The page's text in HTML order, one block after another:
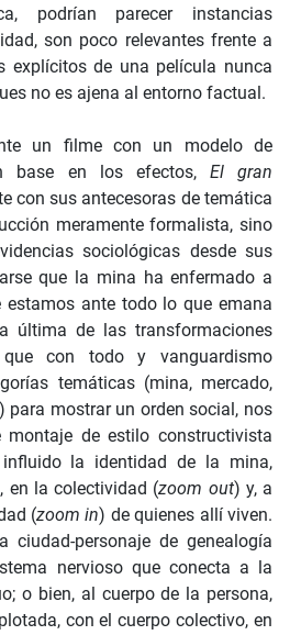
podrían parecer instancias
son poco relevantes frente a
explícitos de una película nunca
no es ajena al entorno factual.
un filme con un modelo de
base en los efectos, El gran
con sus antecesoras de temática
meramente formalista, sino
sociológicas desde sus
que la mina ha enfermado a
estamos ante todo lo que emana
última de las transformaciones
con todo y vanguardismo
temáticas (mina, mercado,
mostrar un orden social, nos
de estilo constructivista
la identidad de la mina,
en la colectividad (zoom out) y, a
(zoom in) de quienes allí viven.
ciudad-personaje de genealogía
nervioso que conecta a la
o bien, al cuerpo de la persona,
con el cuerpo colectivo, en